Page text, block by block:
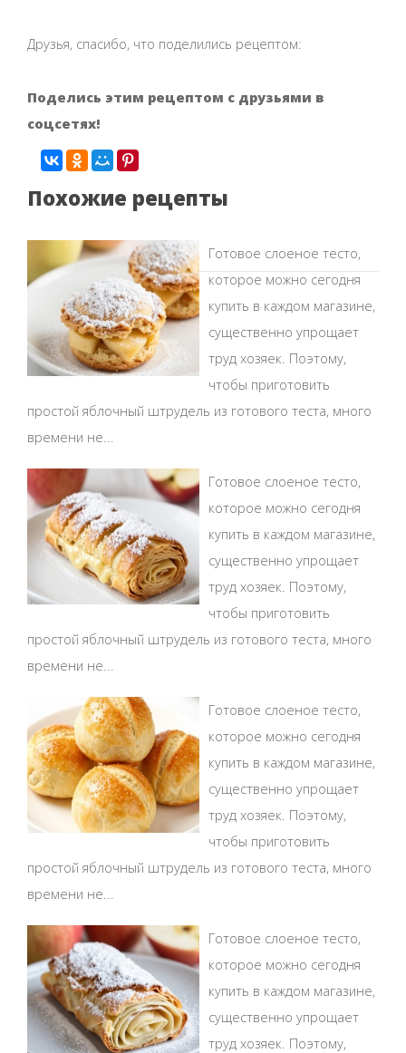
Друзья, спасибо, что поделились рецептом:
Поделись этим рецептом с друзьями в
соцсетях!
Похожие рецепты
Готовое слоеное тесто,
которое можно сегодня
купить в каждом магазине,
существенно упрощает
труд хозяек. Поэтому,
чтобы приготовить
простой яблочный штрудель из готового теста, много
времени не...
Готовое слоеное тесто,
которое можно сегодня
купить в каждом магазине,
существенно упрощает
труд хозяек. Поэтому,
чтобы приготовить
простой яблочный штрудель из готового теста, много
времени не...
Готовое слоеное тесто,
которое можно сегодня
купить в каждом магазине,
существенно упрощает
труд хозяек. Поэтому,
чтобы приготовить
простой яблочный штрудель из готового теста, много
времени не...
Готовое слоеное тесто,
которое можно сегодня
купить в каждом магазине,
существенно упрощает
труд хозяек. Поэтому,